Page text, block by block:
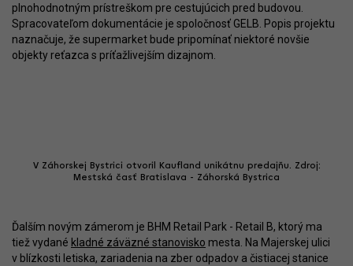
plnohodnotným prístreškom pre cestujúcich pred budovou.
Spracovateľom dokumentácie je spoločnosť GELB. Popis projektu
naznačuje, že supermarket bude pripomínať niektoré novšie
objekty reťazca s príťažlivejším dizajnom.
V Záhorskej Bystrici otvoril Kaufland unikátnu predajňu. Zdroj:
Mestská časť Bratislava - Záhorská Bystrica
Ďalším novým zámerom je BHM Retail Park - Retail B, ktorý ma
tiež vydané kladné záväzné stanovisko mesta. Na Majerskej ulici
v blízkosti letiska, zariadenia na zber odpadov a čistiacej stanice